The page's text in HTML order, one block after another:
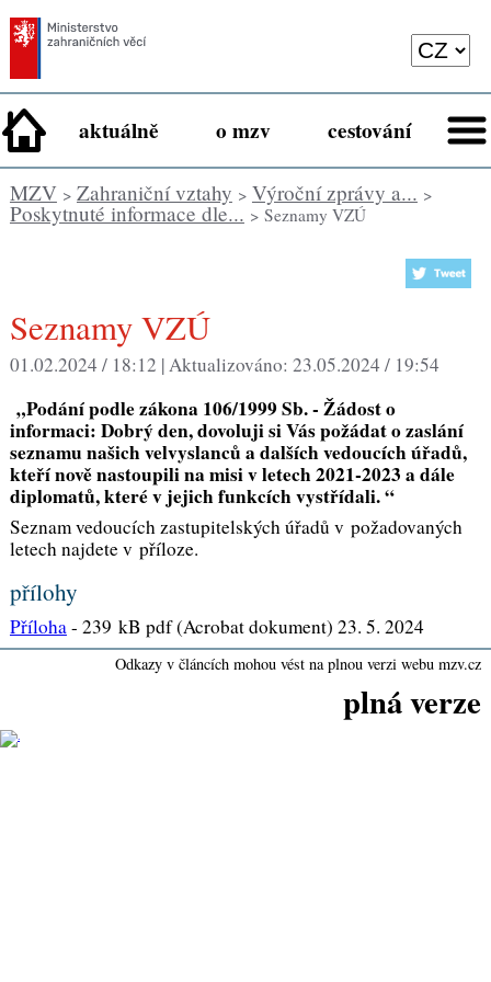
aktuálně o mzv cestování
MZV> Zahraniční vztahy > Výroční zprávy a... >
Poskytnuté informace dle... > Seznamy VZÚ
Seznamy VZÚ
01.02.2024 / 18:12 |Aktualizováno: 23.05.2024 / 19:54
„Podání podle zákona 106/1999 Sb. - Žádost o
informaci: Dobrý den, dovoluji si Vás požádat o zaslání
seznamu našich velvyslanců a dalších vedoucích úřadů,
kteří nově nastoupili na misi v letech 2021-2023 a dále
diplomatů, které v jejich funkcích vystřídali. “
Seznam vedoucích zastupitelských úřadů v požadovaných
letech najdete v příloze.
přílohy
Příloha- 239 kB pdf (Acrobat dokument) 23. 5. 2024
Odkazy v článcích mohou vést na plnou verzi webu mzv.cz
plná verze